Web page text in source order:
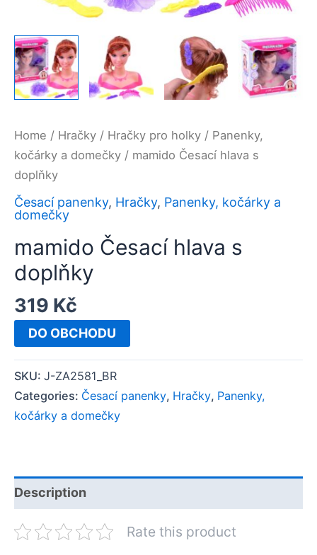
Home / Hračky / Hračky pro holky / Panenky,
kočárky a domečky / mamido Česací hlava s
doplňky
Česací panenky, Hračky, Panenky, kočárky a
domečky
mamido Česací hlava s
doplňky
319 Kč
DO OBCHODU
SKU: J-ZA2581_BR
Categories: Česací panenky, Hračky, Panenky,
kočárky a domečky
Description
Rate this product